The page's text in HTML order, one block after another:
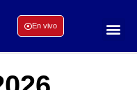
En vivo